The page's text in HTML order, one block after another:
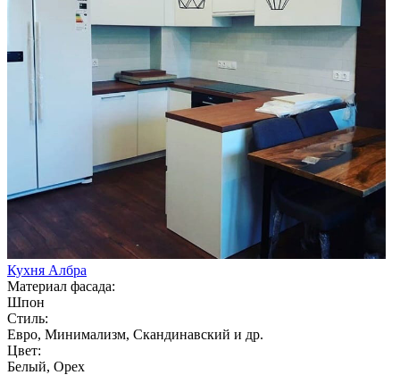
Кухня Албра
Материал фасада:
Шпон
Стиль:
Евро, Минимализм, Скандинавский и др.
Цвет:
Белый, Орех